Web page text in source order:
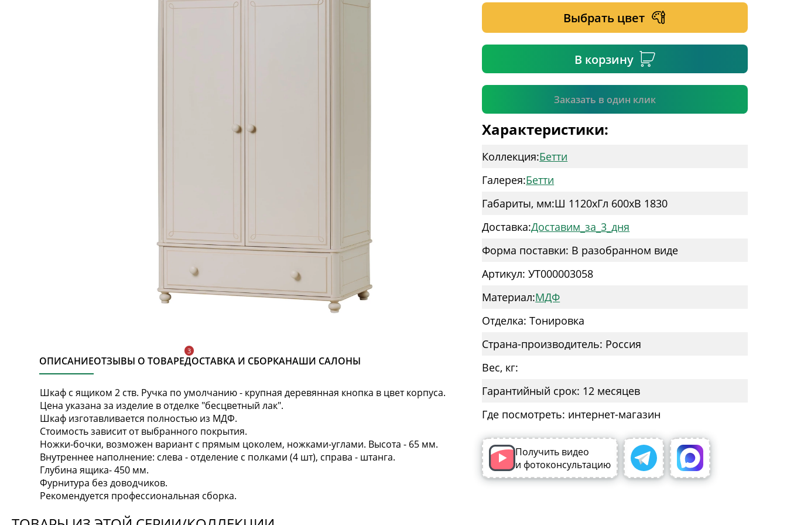
ОПИСАНИЕОТЗЫВЫ О ТОВАРЕДОСТАВКА И СБОРКАНАШИ САЛОНЫ
Шкаф с ящиком 2 ств. Ручка по умолчанию - крупная деревянная кнопка в цвет корпуса.
Цена указана за изделие в отделке "бесцветный лак".
Шкаф изготавливается полностью из МДФ.
Стоимость зависит от выбранного покрытия.
Ножки-бочки, возможен вариант с прямым цоколем, ножками-углами. Высота - 65 мм.
Внутреннее наполнение: слева - отделение с полками (4 шт), справа - штанга.
Глубина ящика- 450 мм.
Фурнитура без доводчиков.
Рекомендуется профессиональная сборка.
Выбрать цвет
В корзину
Заказать в один клик
* необязательное поле
Подтвердить
Характеристики:
Коллекция:Бетти
Галерея:Бетти
Габариты, мм:Ш 1120xГл 600xВ 1830
Доставка:Доставим_за_3_дня
Форма поставки: В разобранном виде
Артикул: УТ000003058
Материал:МДФ
Отделка: Тонировка
Страна-производитель: Россия
Вес, кг:
Гарантийный срок: 12 месяцев
Где посмотреть: интернет-магазин
Получить видео
и фотоконсультацию